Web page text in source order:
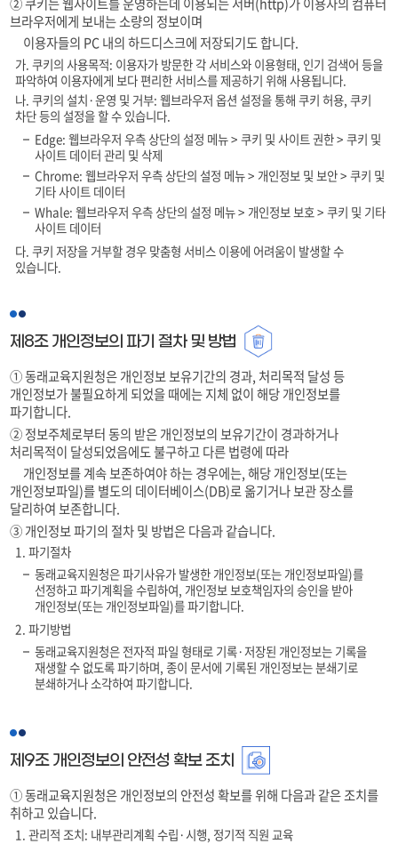
브라우저에게 보내는 소량의 정보이며
이용자들의 PC 내의 하드디스크에 저장되기도 합니다.
가. 쿠키의 사용목적: 이용자가 방문한 각 서비스와 이용형태, 인기 검색어 등을
파악하여 이용자에게 보다 편리한 서비스를 제공하기 위해 사용됩니다.
나. 쿠키의 설치·운영 및 거부: 웹브라우저 옵션 설정을 통해 쿠키 허용, 쿠키
차단 등의 설정을 할 수 있습니다.
Edge: 웹브라우저 우측 상단의 설정 메뉴 > 쿠키 및 사이트 권한 > 쿠키 및
사이트 데이터 관리 및 삭제
Chrome: 웹브라우저 우측 상단의 설정 메뉴 > 개인정보 및 보안 > 쿠키 및
기타 사이트 데이터
Whale: 웹브라우저 우측 상단의 설정 메뉴 > 개인정보 보호 > 쿠키 및 기타
사이트 데이터
다. 쿠키 저장을 거부할 경우 맞춤형 서비스 이용에 어려움이 발생할 수
있습니다.
제8조 개인정보의 파기 절차 및 방법
① 동래교육지원청은 개인정보 보유기간의 경과, 처리목적 달성 등
개인정보가 불필요하게 되었을 때에는 지체 없이 해당 개인정보를
파기합니다.
② 정보주체로부터 동의 받은 개인정보의 보유기간이 경과하거나
처리목적이 달성되었음에도 불구하고 다른 법령에 따라
개인정보를 계속 보존하여야 하는 경우에는, 해당 개인정보(또는
개인정보파일)를 별도의 데이터베이스(DB)로 옮기거나 보관 장소를
달리하여 보존합니다.
③ 개인정보 파기의 절차 및 방법은 다음과 같습니다.
1. 파기절차
동래교육지원청은 파기사유가 발생한 개인정보(또는 개인정보파일)를
선정하고 파기계획을 수립하여, 개인정보 보호책임자의 승인을 받아
개인정보(또는 개인정보파일)를 파기합니다.
2. 파기방법
동래교육지원청은 전자적 파일 형태로 기록·저장된 개인정보는 기록을
재생할 수 없도록 파기하며, 종이 문서에 기록된 개인정보는 분쇄기로
분쇄하거나 소각하여 파기합니다.
제9조 개인정보의 안전성 확보 조치
① 동래교육지원청은 개인정보의 안전성 확보를 위해 다음과 같은 조치를
취하고 있습니다.
1. 관리적 조치: 내부관리계획 수립·시행, 정기적 직원 교육